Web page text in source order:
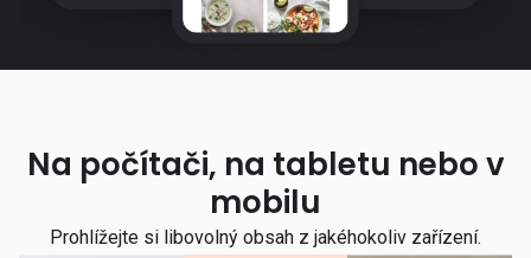
Na počítači, na tabletu nebo v
mobilu
Prohlížejte si libovolný obsah z jakéhokoliv zařízení.